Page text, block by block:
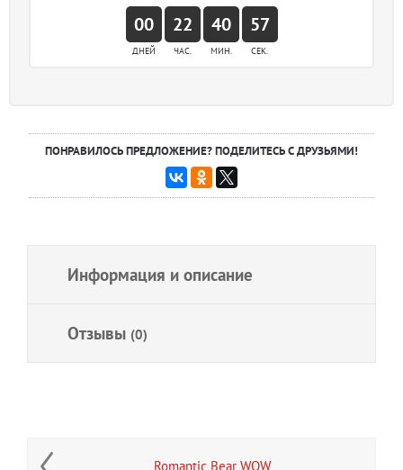
00 22 40 57
ДНЕЙ ЧАС. МИН. СЕК.
ПОНРАВИЛОСЬ ПРЕДЛОЖЕНИЕ? ПОДЕЛИТЕСЬ С ДРУЗЬЯМИ!
Информация и описание
Отзывы (0)
Romantic Bear WOW